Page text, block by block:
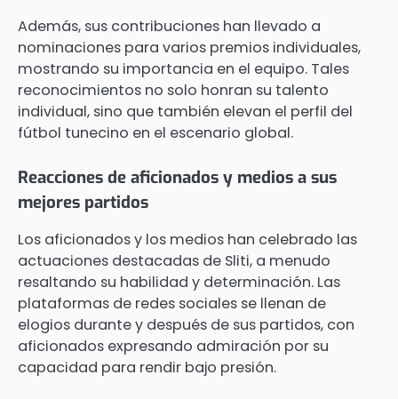
Además, sus contribuciones han llevado a
nominaciones para varios premios individuales,
mostrando su importancia en el equipo. Tales
reconocimientos no solo honran su talento
individual, sino que también elevan el perfil del
fútbol tunecino en el escenario global.
Reacciones de aficionados y medios a sus
mejores partidos
Los aficionados y los medios han celebrado las
actuaciones destacadas de Sliti, a menudo
resaltando su habilidad y determinación. Las
plataformas de redes sociales se llenan de
elogios durante y después de sus partidos, con
aficionados expresando admiración por su
capacidad para rendir bajo presión.